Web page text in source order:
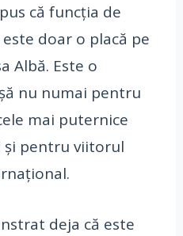
că funcția de
doar o placă pe
Albă. Este o
nu numai pentru
mai puternice
și pentru viitorul
deja că este